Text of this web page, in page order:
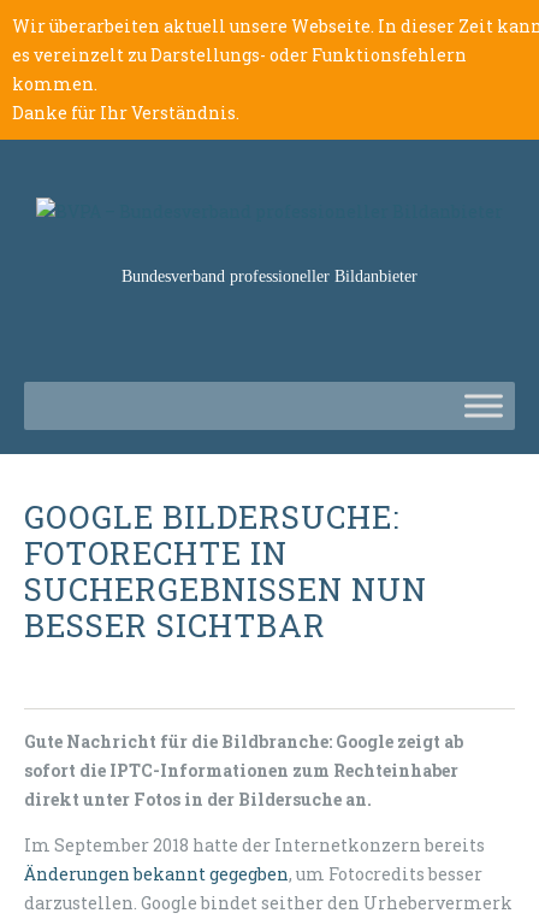
Wir überarbeiten aktuell unsere Webseite. In dieser Zeit
es vereinzelt zu Darstellungs- oder Funktionsfehlern
kommen.
Danke für Ihr Verständnis.
Bundesverband professioneller Bildanbieter
GOOGLE BILDERSUCHE:
FOTORECHTE IN
SUCHERGEBNISSEN NUN
BESSER SICHTBAR
Gute Nachricht für die Bildbranche: Google zeigt ab
sofort die IPTC-Informationen zum Rechteinhaber
direkt unter Fotos in der Bildersuche an.
Im September 2018 hatte der Internetkonzern bereits
Änderungen bekannt gegegben, um Fotocredits besser
darzustellen. Google bindet seither den Urhebervermerk